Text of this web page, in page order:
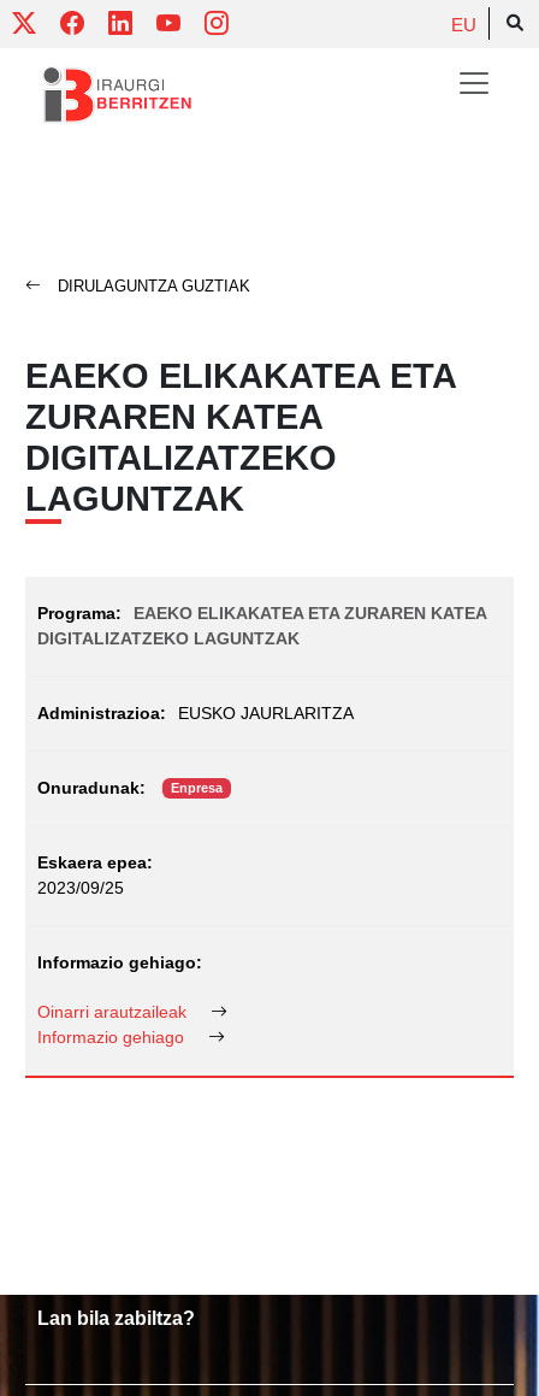
Skip
content
EU
DIRULAGUNTZA GUZTIAK
EAEKO ELIKAKATEA ETA
ZURAREN KATEA
DIGITALIZATZEKO
LAGUNTZAK
EAEKO ELIKAKATEA ETA ZURAREN KATEA
DIGITALIZATZEKO LAGUNTZAK
EUSKO JAURLARITZA
Enpresa
2023/09/25
Oinarri arautzaileak
Informazio gehiago
Lan bila zabiltza?